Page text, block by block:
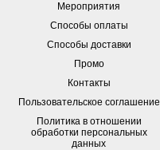
Мероприятия
Способы оплаты
Способы доставки
Промо
Контакты
Пользовательское соглашение
Политика в отношении
обработки персональных
данных